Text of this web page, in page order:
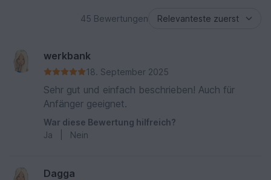
45 Bewertungen
werkbank
18. September 2025
Sehr gut und einfach beschrieben! Auch für
Anfänger geeignet.
War diese Bewertung hilfreich?
Ja
Nein
Dagga